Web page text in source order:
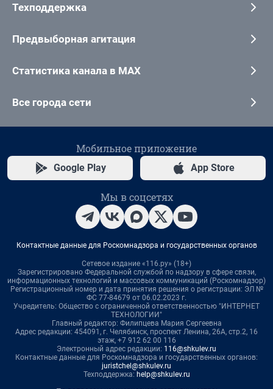
Техподдержка
Предвыборная агитация
Статистика канала в MAX
Все города сети
Мобильное приложение
Google Play App Store
Мы в соцсетях
Контактные данные для Роскомнадзора и государственных органов
Сетевое издание «116.ру» (18+)
Зарегистрировано Федеральной службой по надзору в сфере связи,
информационных технологий и массовых коммуникаций (Роскомнадзор)
Регистрационный номер и дата принятия решения о регистрации: ЭЛ №
ФС 77-84679 от 06.02.2023 г.
Учредитель: Общество с ограниченной ответственностью "ИНТЕРНЕТ
ТЕХНОЛОГИИ"
Главный редактор: Филипцева Мария Сергеевна
Адрес редакции: 454091, г. Челябинск, проспект Ленина, 26А, стр.2, 16
этаж, +7 912 62 00 116
Электронный адрес редакции: 116@shkulev.ru
Контактные данные для Роскомнадзора и государственных органов:
juristchel@shkulev.ru
Техподдержка: help@shkulev.ru